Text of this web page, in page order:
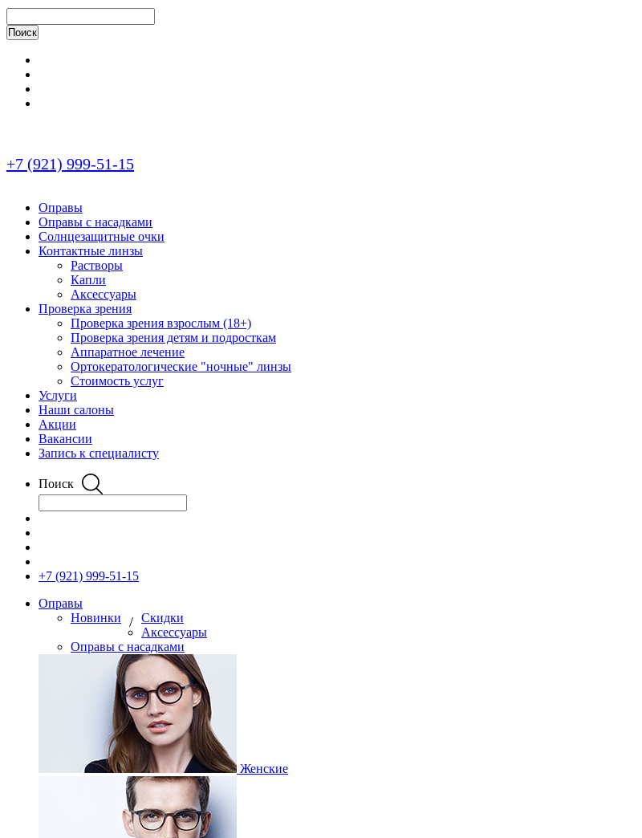
+7 (921) 999-51-15
Оправы
Оправы с насадками
Солнцезащитные очки
Контактные линзы
Растворы
Капли
Аксессуары
Проверка зрения
Проверка зрения взрослым (18+)
Проверка зрения детям и подросткам
Аппаратное лечение
Ортокератологические "ночные" линзы
Стоимость услуг
Услуги
Наши салоны
Акции
Вакансии
Запись к специалисту
Поиск
+7 (921) 999-51-15
Оправы
Новинки
/ Скидки
Аксессуары
Оправы с насадками
Женские